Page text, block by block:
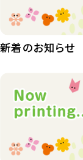
植物園 その他
イベント
園内の様子
新着のお知らせ